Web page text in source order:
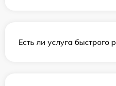
Есть ли услуга быстрого